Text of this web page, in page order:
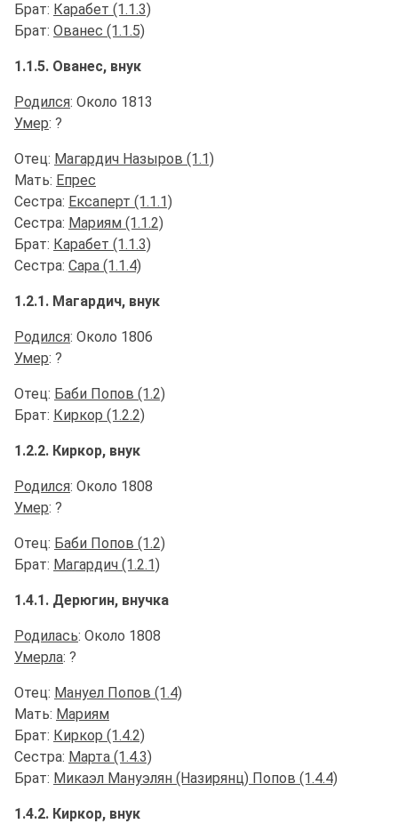
Брат: Карабет (1.1.3)
Брат: Ованес (1.1.5)
1.1.5. Ованес, внук
Родился: Около 1813
Умер: ?
Отец: Магардич Назыров (1.1)
Мать: Епрес
Сестра: Ексаперт (1.1.1)
Сестра: Мариям (1.1.2)
Брат: Карабет (1.1.3)
Сестра: Сара (1.1.4)
1.2.1. Магардич, внук
Родился: Около 1806
Умер: ?
Отец: Баби Попов (1.2)
Брат: Киркор (1.2.2)
1.2.2. Киркор, внук
Родился: Около 1808
Умер: ?
Отец: Баби Попов (1.2)
Брат: Магардич (1.2.1)
1.4.1. Дерюгин, внучка
Родилась: Около 1808
Умерла: ?
Отец: Мануел Попов (1.4)
Мать: Мариям
Брат: Киркор (1.4.2)
Сестра: Марта (1.4.3)
Брат: Микаэл Мануэлян (Назирянц) Попов (1.4.4)
1.4.2. Киркор, внук